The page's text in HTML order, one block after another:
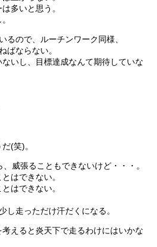
多いと思う。
るので、ルーチンワーク同様、
ばならない。
いし、目標達成なんて期待していな
(笑)。
威張ることもできないけど・・・。
はできない。
はできない。
し走っただけ汗だくになる。
えると炎天下で走るわけにはいかな